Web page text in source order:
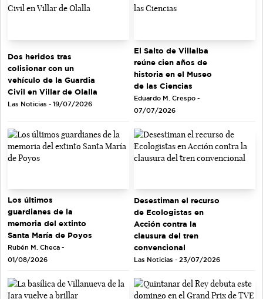
Dos heridos tras
colisionar con un
vehículo de la Guardia
Civil en Villar de Olalla
Las Noticias - 19/07/2026
El Salto de Villalba
reúne cien años de
historia en el Museo
de las Ciencias
Eduardo M. Crespo -
07/07/2026
Los últimos
guardianes de la
memoria del extinto
Santa María de Poyos
Rubén M. Checa -
01/08/2026
Desestiman el recurso
de Ecologistas en
Acción contra la
clausura del tren
convencional
Las Noticias - 23/07/2026